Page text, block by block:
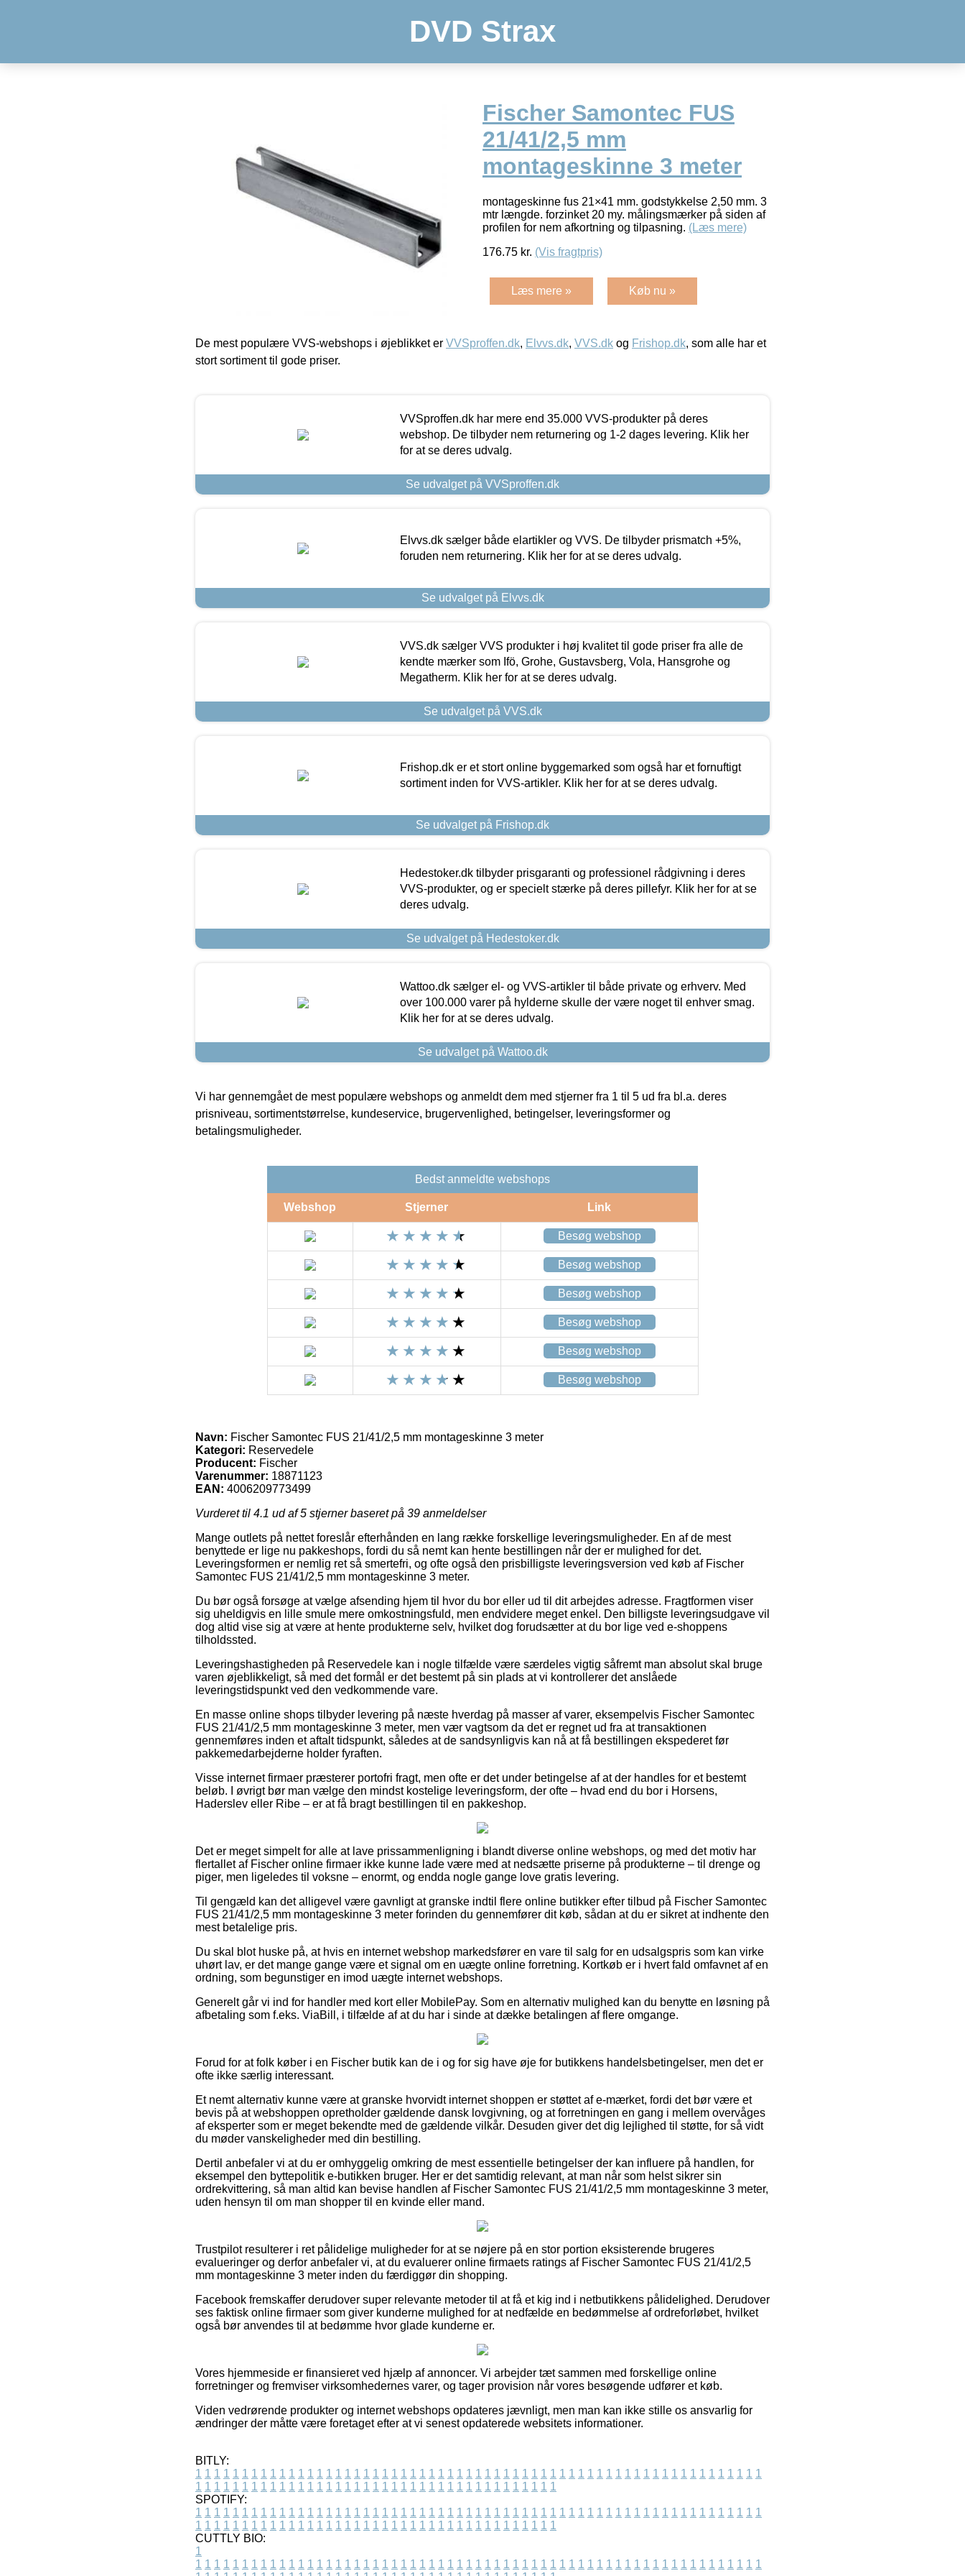
DVD Strax
Fischer Samontec FUS
21/41/2,5 mm
montageskinne 3 meter
montageskinne fus 21×41 mm. godstykkelse 2,50 mm. 3
mtr længde. forzinket 20 my. målingsmærker på siden af
profilen for nem afkortning og tilpasning. (Læs mere)
176.75 kr. (Vis fragtpris)
Læs mere » Køb nu »
De mest populære VVS-webshops i øjeblikket er VVSproffen.dk, Elvvs.dk, VVS.dk og Frishop.dk, som alle har et
stort sortiment til gode priser.
VVSproffen.dk har mere end 35.000 VVS-produkter på deres
webshop. De tilbyder nem returnering og 1-2 dages levering. Klik her
for at se deres udvalg.
Se udvalget på VVSproffen.dk
Elvvs.dk sælger både elartikler og VVS. De tilbyder prismatch +5%,
foruden nem returnering. Klik her for at se deres udvalg.
Se udvalget på Elvvs.dk
VVS.dk sælger VVS produkter i høj kvalitet til gode priser fra alle de
kendte mærker som Ifö, Grohe, Gustavsberg, Vola, Hansgrohe og
Megatherm. Klik her for at se deres udvalg.
Se udvalget på VVS.dk
Frishop.dk er et stort online byggemarked som også har et fornuftigt
sortiment inden for VVS-artikler. Klik her for at se deres udvalg.
Se udvalget på Frishop.dk
Hedestoker.dk tilbyder prisgaranti og professionel rådgivning i deres
VVS-produkter, og er specielt stærke på deres pillefyr. Klik her for at se
deres udvalg.
Se udvalget på Hedestoker.dk
Wattoo.dk sælger el- og VVS-artikler til både private og erhverv. Med
over 100.000 varer på hylderne skulle der være noget til enhver smag.
Klik her for at se deres udvalg.
Se udvalget på Wattoo.dk
Vi har gennemgået de mest populære webshops og anmeldt dem med stjerner fra 1 til 5 ud fra bl.a. deres
prisniveau, sortimentstørrelse, kundeservice, brugervenlighed, betingelser, leveringsformer og
betalingsmuligheder.
Bedst anmeldte webshops
Webshop Stjerner Link
Besøg webshop
Besøg webshop
Besøg webshop
Besøg webshop
Besøg webshop
Besøg webshop
Navn: Fischer Samontec FUS 21/41/2,5 mm montageskinne 3 meter
Kategori: Reservedele
Producent: Fischer
Varenummer: 18871123
EAN: 4006209773499
Vurderet til 4.1 ud af 5 stjerner baseret på 39 anmeldelser
Mange outlets på nettet foreslår efterhånden en lang række forskellige leveringsmuligheder. En af de mest
benyttede er lige nu pakkeshops, fordi du så nemt kan hente bestillingen når der er mulighed for det.
Leveringsformen er nemlig ret så smertefri, og ofte også den prisbilligste leveringsversion ved køb af Fischer
Samontec FUS 21/41/2,5 mm montageskinne 3 meter.
Du bør også forsøge at vælge afsending hjem til hvor du bor eller ud til dit arbejdes adresse. Fragtformen viser
sig uheldigvis en lille smule mere omkostningsfuld, men endvidere meget enkel. Den billigste leveringsudgave vil
dog altid vise sig at være at hente produkterne selv, hvilket dog forudsætter at du bor lige ved e-shoppens
tilholdssted.
Leveringshastigheden på Reservedele kan i nogle tilfælde være særdeles vigtig såfremt man absolut skal bruge
varen øjeblikkeligt, så med det formål er det bestemt på sin plads at vi kontrollerer det anslåede
leveringstidspunkt ved den vedkommende vare.
En masse online shops tilbyder levering på næste hverdag på masser af varer, eksempelvis Fischer Samontec
FUS 21/41/2,5 mm montageskinne 3 meter, men vær vagtsom da det er regnet ud fra at transaktionen
gennemføres inden et aftalt tidspunkt, således at de sandsynligvis kan nå at få bestillingen ekspederet før
pakkemedarbejderne holder fyraften.
Visse internet firmaer præsterer portofri fragt, men ofte er det under betingelse af at der handles for et bestemt
beløb. I øvrigt bør man vælge den mindst kostelige leveringsform, der ofte – hvad end du bor i Horsens,
Haderslev eller Ribe – er at få bragt bestillingen til en pakkeshop.
Det er meget simpelt for alle at lave prissammenligning i blandt diverse online webshops, og med det motiv har
flertallet af Fischer online firmaer ikke kunne lade være med at nedsætte priserne på produkterne – til drenge og
piger, men ligeledes til voksne – enormt, og endda nogle gange love gratis levering.
Til gengæld kan det alligevel være gavnligt at granske indtil flere online butikker efter tilbud på Fischer Samontec
FUS 21/41/2,5 mm montageskinne 3 meter forinden du gennemfører dit køb, sådan at du er sikret at indhente den
mest betalelige pris.
Du skal blot huske på, at hvis en internet webshop markedsfører en vare til salg for en udsalgspris som kan virke
uhørt lav, er det mange gange være et signal om en uægte online forretning. Kortkøb er i hvert fald omfavnet af en
ordning, som begunstiger en imod uægte internet webshops.
Generelt går vi ind for handler med kort eller MobilePay. Som en alternativ mulighed kan du benytte en løsning på
afbetaling som f.eks. ViaBill, i tilfælde af at du har i sinde at dække betalingen af flere omgange.
Forud for at folk køber i en Fischer butik kan de i og for sig have øje for butikkens handelsbetingelser, men det er
ofte ikke særlig interessant.
Et nemt alternativ kunne være at granske hvorvidt internet shoppen er støttet af e-mærket, fordi det bør være et
bevis på at webshoppen opretholder gældende dansk lovgivning, og at forretningen en gang i mellem overvåges
af eksperter som er meget bekendte med de gældende vilkår. Desuden giver det dig lejlighed til støtte, for så vidt
du møder vanskeligheder med din bestilling.
Dertil anbefaler vi at du er omhyggelig omkring de mest essentielle betingelser der kan influere på handlen, for
eksempel den byttepolitik e-butikken bruger. Her er det samtidig relevant, at man når som helst sikrer sin
ordrekvittering, så man altid kan bevise handlen af Fischer Samontec FUS 21/41/2,5 mm montageskinne 3 meter,
uden hensyn til om man shopper til en kvinde eller mand.
Trustpilot resulterer i ret pålidelige muligheder for at se nøjere på en stor portion eksisterende brugeres
evalueringer og derfor anbefaler vi, at du evaluerer online firmaets ratings af Fischer Samontec FUS 21/41/2,5
mm montageskinne 3 meter inden du færdiggør din shopping.
Facebook fremskaffer derudover super relevante metoder til at få et kig ind i netbutikkens pålidelighed. Derudover
ses faktisk online firmaer som giver kunderne mulighed for at nedfælde en bedømmelse af ordreforløbet, hvilket
også bør anvendes til at bedømme hvor glade kunderne er.
Vores hjemmeside er finansieret ved hjælp af annoncer. Vi arbejder tæt sammen med forskellige online
forretninger og fremviser virksomhedernes varer, og tager provision når vores besøgende udfører et køb.
Viden vedrørende produkter og internet webshops opdateres jævnligt, men man kan ikke stille os ansvarlig for
ændringer der måtte være foretaget efter at vi senest opdaterede websitets informationer.
BITLY:
1 1 1 1 1 1 1 1 1 1 1 1 1 1 1 1 1 1 1 1 1 1 1 1 1 1 1 1 1 1 1 1 1 1 1 1 1 1 1 1 1 1 1 1 1 1 1 1 1 1 1 1 1 1 1 1 1 1 1 1 1
1 1 1 1 1 1 1 1 1 1 1 1 1 1 1 1 1 1 1 1 1 1 1 1 1 1 1 1 1 1 1 1 1 1 1 1 1 1 1
SPOTIFY:
1 1 1 1 1 1 1 1 1 1 1 1 1 1 1 1 1 1 1 1 1 1 1 1 1 1 1 1 1 1 1 1 1 1 1 1 1 1 1 1 1 1 1 1 1 1 1 1 1 1 1 1 1 1 1 1 1 1 1 1 1
1 1 1 1 1 1 1 1 1 1 1 1 1 1 1 1 1 1 1 1 1 1 1 1 1 1 1 1 1 1 1 1 1 1 1 1 1 1 1
CUTTLY BIO:
1
1 1 1 1 1 1 1 1 1 1 1 1 1 1 1 1 1 1 1 1 1 1 1 1 1 1 1 1 1 1 1 1 1 1 1 1 1 1 1 1 1 1 1 1 1 1 1 1 1 1 1 1 1 1 1 1 1 1 1 1 1